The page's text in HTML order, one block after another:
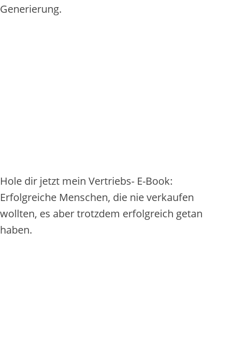
Generierung.
Hole dir jetzt mein Vertriebs- E-Book:
Erfolgreiche Menschen, die nie verkaufen
wollten, es aber trotzdem erfolgreich getan
haben.